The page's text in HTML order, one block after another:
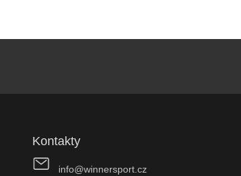
Kontakty
info@winnersport.cz